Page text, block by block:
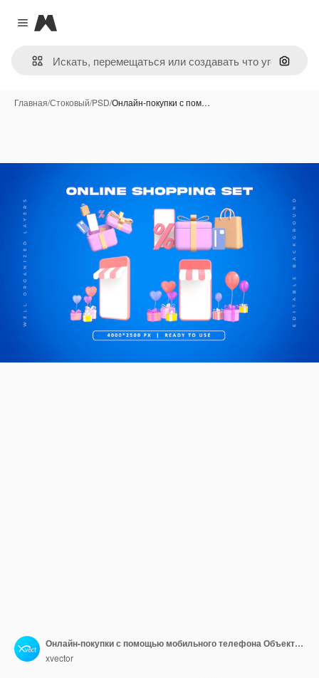
Close menu
Magnific
Поиск
Главная/Стоковый/PSD/Онлайн-покупки с пом…
Онлайн-покупки с помощью мобильного телефона Объектный набор Изолированный 3D-рендер Иллюстрация
xvector